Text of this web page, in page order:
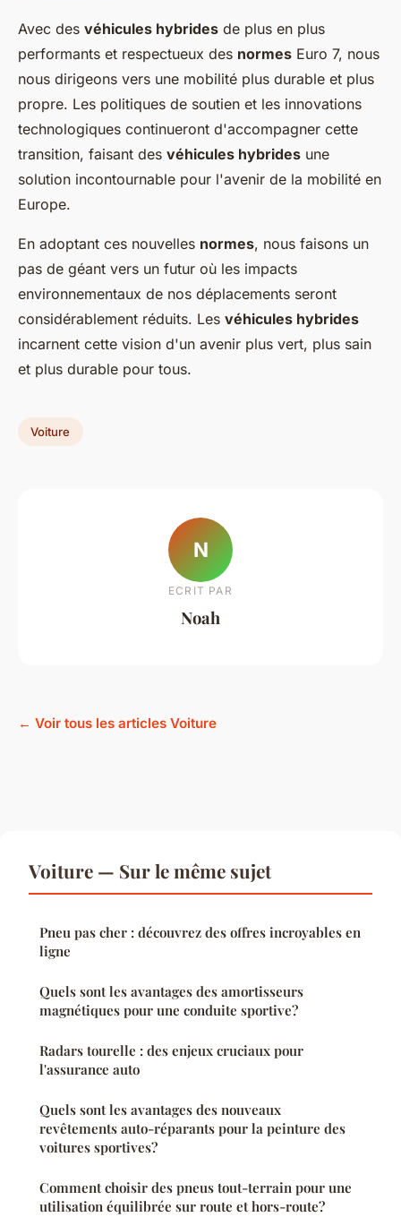
Avec des véhicules hybrides de plus en plus
performants et respectueux des normes Euro 7, nous
nous dirigeons vers une mobilité plus durable et plus
propre. Les politiques de soutien et les innovations
technologiques continueront d'accompagner cette
transition, faisant des véhicules hybrides une
solution incontournable pour l'avenir de la mobilité en
Europe.
En adoptant ces nouvelles normes, nous faisons un
pas de géant vers un futur où les impacts
environnementaux de nos déplacements seront
considérablement réduits. Les véhicules hybrides
incarnent cette vision d'un avenir plus vert, plus sain
et plus durable pour tous.
Voiture
N
ECRIT PAR
Noah
← Voir tous les articles Voiture
Voiture — Sur le même sujet
Pneu pas cher : découvrez des offres incroyables en
ligne
Quels sont les avantages des amortisseurs
magnétiques pour une conduite sportive?
Radars tourelle : des enjeux cruciaux pour
l'assurance auto
Quels sont les avantages des nouveaux
revêtements auto-réparants pour la peinture des
voitures sportives?
Comment choisir des pneus tout-terrain pour une
utilisation équilibrée sur route et hors-route?